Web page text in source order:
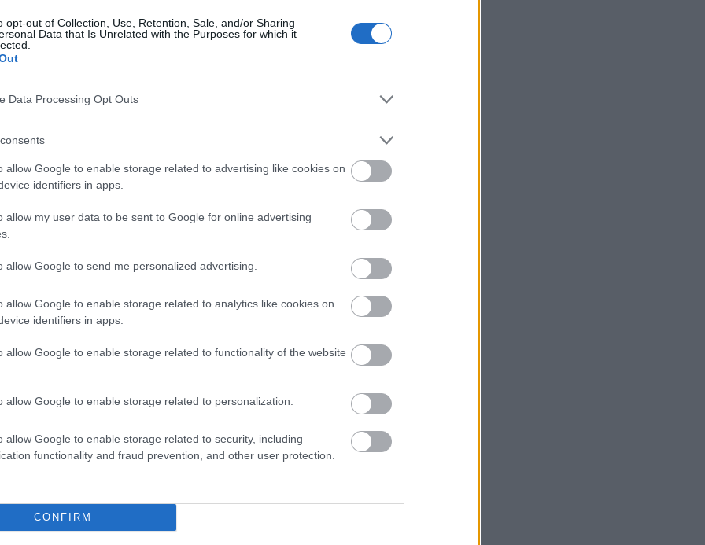
opt-out of Collection, Use, Retention, Sale, and/or Sharing
Data that Is Unrelated with the Purposes for which it
Data Processing Opt Outs
allow Google to enable storage related to advertising like cookies on
identifiers in apps.
allow my user data to be sent to Google for online advertising
allow Google to send me personalized advertising.
allow Google to enable storage related to analytics like cookies on
identifiers in apps.
allow Google to enable storage related to functionality of the website
allow Google to enable storage related to personalization.
allow Google to enable storage related to security, including
functionality and fraud prevention, and other user protection.
CONFIRM
la douleur?Quels sont les
de preuves pour confirmer sans équivoque
la douleur.